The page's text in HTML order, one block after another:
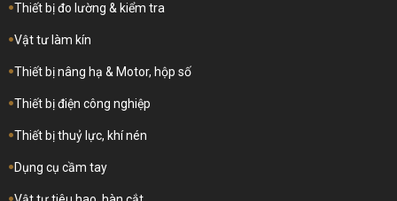
Thiết bị đo lường & kiểm tra
Vật tư làm kín
Thiết bị nâng hạ & Motor, hộp số
Thiết bị điện công nghiệp
Thiết bị thuỷ lực, khí nén
Dụng cụ cầm tay